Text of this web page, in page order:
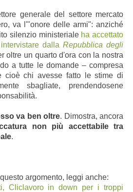
generale del settore mercato
va l'"onore delle armi": anziché
silenzio ministeriale ha accettato
dallaRepubblica degli
oltre un quarto d'ora con la nostra
a tutte le domande – compresa
cioè chi avesse fatto le stime di
sbagliate, prendendosene
va ben oltre. Dimostra, ancora
non più accettabile tra
.
argomento, leggi anche:
Cliclavoro in down per i troppi